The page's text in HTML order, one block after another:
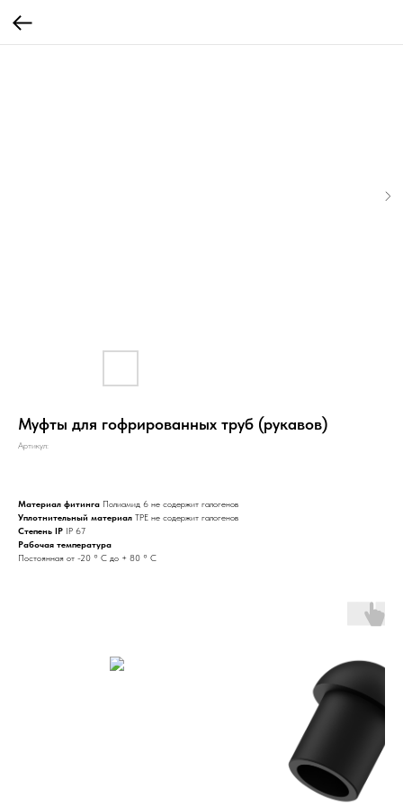
Муфты для гофрированных труб (рукавов)
Артикул:
Материал фитинга Полиамид 6 не содержит галогенов
Уплотнительный материал TPE не содержит галогенов
Степень IP IP 67
Рабочая температура
Постоянная от -20 ° C до + 80 ° C